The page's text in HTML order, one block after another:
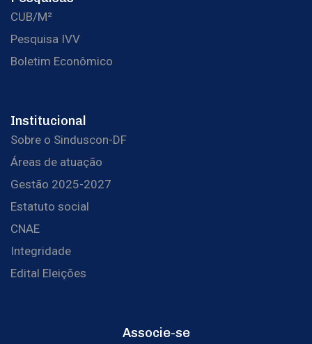
CUB/M²
Pesquisa IVV
Boletim Econômico
Institucional
Sobre o Sinduscon-DF
Áreas de atuação
Gestão 2025-2027
Estatuto social
CNAE
Integridade
Edital Eleições
Associe-se